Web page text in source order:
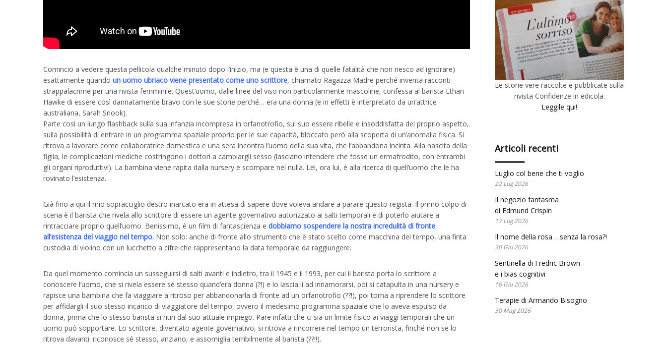
Comincio a vedere questa pellicola qualche minuto dopo l’inizio, ma (e questa è una di quelle fatalità che non riesco ad ignorare)
esattamente quando un uomo ubriaco viene presentato come uno scrittore, chiamato Ragazza Madre perché inventa racconti
strappalacrime per una rivista femminile. Quest’uomo, dalle linee del viso non particolarmente mascoline, confessa al barista Ethan
Hawke di essere così dannatamente bravo con le sue storie perché… era una donna (e in effetti è interpretato da un’attrice
australiana, Sarah Snook).
Parte così un lungo flashback sulla sua infanzia incompresa in orfanotrofio, sul suo essere ribelle e insoddisfatta del proprio aspetto,
sulla possibilità di entrare in un programma spaziale proprio per le sue capacità, bloccato però alla scoperta di un’anomalia fisica. Si
ritrova a lavorare come collaboratrice domestica e una sera incontra l’uomo della sua vita, che l’abbandona incinta. Alla nascita della
figlia, le complicazioni mediche costringono i dottori a cambiargli sesso (lasciano intendere che fosse un ermafrodito, con entrambi
gli organi riproduttivi). La bambina viene rapita dalla nursery e scompare nel nulla. Lei, ora lui, è alla ricerca di quell’uomo che le ha
rovinato l’esistenza.
Già fino a qui il mio sopracciglio destro inarcato era in attesa di sapere dove voleva andare a parare questo regista. Il primo colpo di
scena è il barista che rivela allo scrittore di essere un agente governativo autorizzato ai salti temporali e di poterlo aiutare a
rintracciare proprio quell’uomo. Benissimo, è un film di fantascienza e dobbiamo sospendere la nostra incredulità di fronte
all’esistenza del viaggio nel tempo. Non solo: anche di fronte allo strumento che è stato scelto come macchina del tempo, una finta
custodia di violino con un lucchetto a cifre che rappresentano la data temporale da raggiungere.
Da quel momento comincia un susseguirsi di salti avanti e indietro, tra il 1945 e il 1993, per cui il barista porta lo scrittore a
conoscere l’uomo, che si rivela essere sé stesso quand’era donna (?!) e lo lascia lì ad innamorarsi, poi si catapulta in una nursery e
rapisce una bambina che fa viaggiare a ritroso per abbandonarla di fronte ad un orfanotrofio (??!), poi torna a riprendere lo scrittore
per affidargli il suo stesso incarico di viaggiatore del tempo, ovvero il medesimo programma spaziale che lo aveva espulso da
donna, prima che lo stesso barista si ritiri dal suo attuale impiego. Pare infatti che ci sia un limite fisico ai viaggi temporali che un
uomo può sopportare. Lo scrittore, diventato agente governativo, si ritrova a rincorrere nel tempo un terrorista, finché non se lo
ritrova davanti: riconosce sé stesso, anziano, e assomiglia terribilmente al barista (??!!).
Le storie vere raccolte e pubblicate sulla
rivista Confidenze in edicola.
Leggile qui!
Articoli recenti
Luglio col bene che ti voglio
22 Lug 2026
Il negozio fantasma
di Edmund Crispin
17 Lug 2026
Il nome della rosa …senza la rosa?!
30 Giu 2026
Sentinella di Fredric Brown
e i bias cognitivi
16 Giu 2026
Terapie di Armando Bisogno
30 Mag 2026